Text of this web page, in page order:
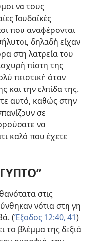
να τους
Ιουδαϊκές
που αναφέρονται
δηλαδή είχαν
στη λατρεία του
πίστη της
πειστική όταν
και την ελπίδα της.
αυτό, καθώς στην
σε
να
καλό που έχετε
στις
νότια στη γη
(Έξοδος 12:40, 41)
το βλέμμα της δεξιά